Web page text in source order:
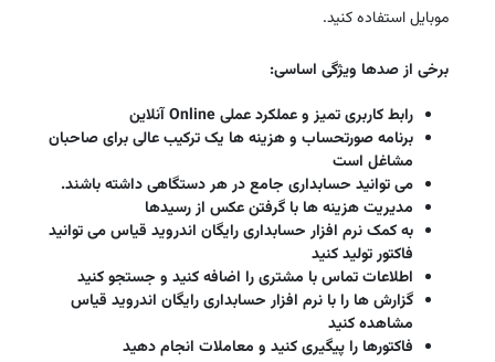
موبایل استفاده کنید.
برخی از صدها ویژگی اساسی:
رابط کاربری تمیز و عملکرد عملی Online آنلاین
برنامه صورتحساب و هزینه ها یک ترکیب عالی برای صاحبان
مشاغل است
می توانید حسابداری جامع در هر دستگاهی داشته باشند.
مدیریت هزینه ها با گرفتن عکس از رسیدها
به کمک نرم افزار حسابداری رایگان اندروید قیاس می توانید
فاکتور تولید کنید
اطلاعات تماس با مشتری را اضافه کنید و جستجو کنید
گزارش ها را با نرم افزار حسابداری رایگان اندروید قیاس
مشاهده کنید
فاکتورها را پیگیری کنید و معاملات انجام دهید